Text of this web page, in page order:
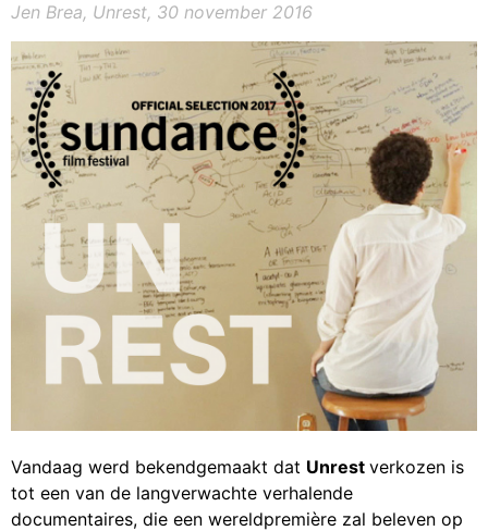
Jen Brea, Unrest, 30 november 2016
Vandaag werd bekendgemaakt dat Unrest verkozen is
tot een van de langverwachte verhalende
documentaires, die een wereldpremière zal beleven op